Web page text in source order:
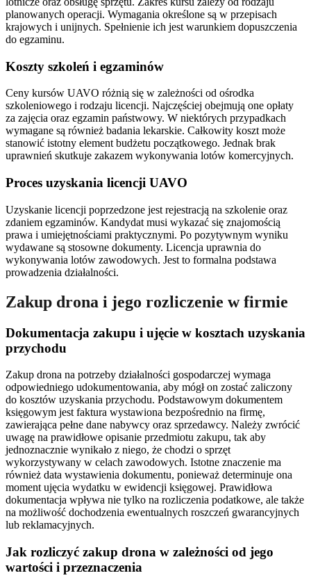
planowanych operacji. Wymagania określone są w przepisach
krajowych i unijnych. Spełnienie ich jest warunkiem dopuszczenia
do egzaminu.
Koszty szkoleń i egzaminów
Ceny kursów UAVO różnią się w zależności od ośrodka
szkoleniowego i rodzaju licencji. Najczęściej obejmują one opłaty
za zajęcia oraz egzamin państwowy. W niektórych przypadkach
wymagane są również badania lekarskie. Całkowity koszt może
stanowić istotny element budżetu początkowego. Jednak brak
uprawnień skutkuje zakazem wykonywania lotów komercyjnych.
Proces uzyskania licencji UAVO
Uzyskanie licencji poprzedzone jest rejestracją na szkolenie oraz
zdaniem egzaminów. Kandydat musi wykazać się znajomością
prawa i umiejętnościami praktycznymi. Po pozytywnym wyniku
wydawane są stosowne dokumenty. Licencja uprawnia do
wykonywania lotów zawodowych. Jest to formalna podstawa
prowadzenia działalności.
Zakup drona i jego rozliczenie w firmie
Dokumentacja zakupu i ujęcie w kosztach uzyskania
przychodu
Zakup drona na potrzeby działalności gospodarczej wymaga
odpowiedniego udokumentowania, aby mógł on zostać zaliczony
do kosztów uzyskania przychodu. Podstawowym dokumentem
księgowym jest faktura wystawiona bezpośrednio na firmę,
zawierająca pełne dane nabywcy oraz sprzedawcy. Należy zwrócić
uwagę na prawidłowe opisanie przedmiotu zakupu, tak aby
jednoznacznie wynikało z niego, że chodzi o sprzęt
wykorzystywany w celach zawodowych. Istotne znaczenie ma
również data wystawienia dokumentu, ponieważ determinuje ona
moment ujęcia wydatku w ewidencji księgowej. Prawidłowa
dokumentacja wpływa nie tylko na rozliczenia podatkowe, ale także
na możliwość dochodzenia ewentualnych roszczeń gwarancyjnych
lub reklamacyjnych.
Jak rozliczyć zakup drona w zależności od jego
wartości i przeznaczenia